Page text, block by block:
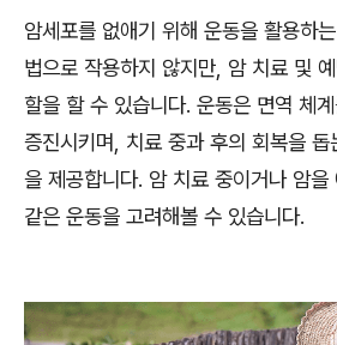
암세포를 없애기 위해 운동을 활용하
법으로 작용하지 않지만, 암 치료 및
할을 할 수 있습니다. 운동은 면역 체
증진시키며, 치료 중과 후의 회복을
을 제공합니다. 암 치료 중이거나 암
같은 운동을 고려해볼 수 있습니다.